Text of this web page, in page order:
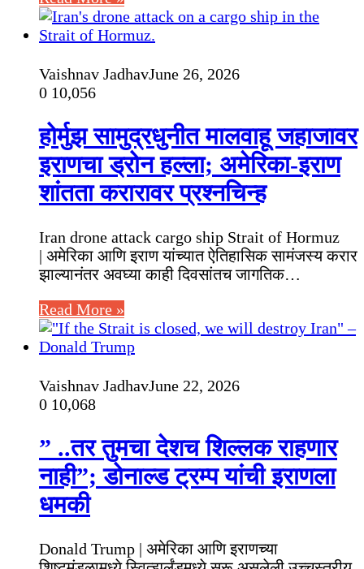
Vaishnav JadhavJune 26, 2026
0 10,056
होर्मुझ सामुद्रधुनीत मालवाहू जहाजावर
इराणचा ड्रोन हल्ला; अमेरिका-इराण
शांतता करारावर प्रश्नचिन्ह
Iran drone attack cargo ship Strait of Hormuz
| अमेरिका आणि इराण यांच्यात ऐतिहासिक सामंजस्य करार
झाल्यानंतर अवघ्या काही दिवसांतच जागतिक…
Read More »
Vaishnav JadhavJune 22, 2026
0 10,068
” ..तर तुमचा देशच शिल्लक राहणार
नाही”; डोनाल्ड ट्रम्प यांची इराणला
धमकी
Donald Trump | अमेरिका आणि इराणच्या